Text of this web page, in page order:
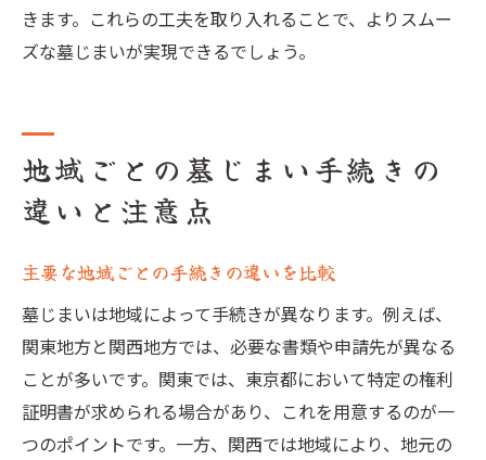
きます。これらの工夫を取り入れることで、よりスムー
ズな墓じまいが実現できるでしょう。
地域ごとの墓じまい手続きの
違いと注意点
主要な地域ごとの手続きの違いを比較
墓じまいは地域によって手続きが異なります。例えば、
関東地方と関西地方では、必要な書類や申請先が異なる
ことが多いです。関東では、東京都において特定の権利
証明書が求められる場合があり、これを用意するのが一
つのポイントです。一方、関西では地域により、地元の